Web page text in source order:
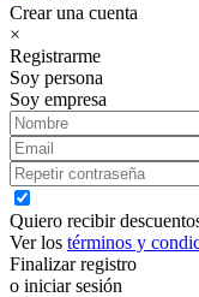
Crear una cuenta
×
Registrarme
Soy persona
Soy empresa
Quiero recibir
Ver los términos y
Finalizar registro
o iniciar sesión